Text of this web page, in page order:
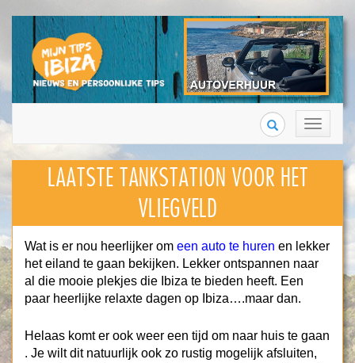
Toggle
navigation
Search
LAATSTE TANKSTATION VOOR HET
VLIEGVELD
Wat is er nou heerlijker om een auto te huren en lekker
het eiland te gaan bekijken. Lekker ontspannen naar
al die mooie plekjes die Ibiza te bieden heeft. Een
paar heerlijke relaxte dagen op Ibiza….maar dan.
Helaas komt er ook weer een tijd om naar huis te gaan
. Je wilt dit natuurlijk ook zo rustig mogelijk afsluiten,